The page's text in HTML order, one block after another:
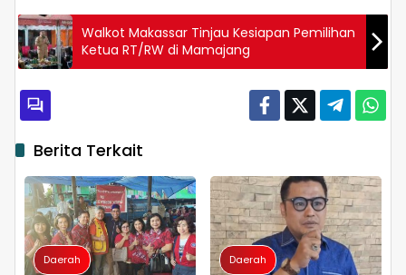
Walkot Makassar Tinjau Kesiapan Pemilihan
Ketua RT/RW di Mamajang
Berita Terkait
Daerah Daerah